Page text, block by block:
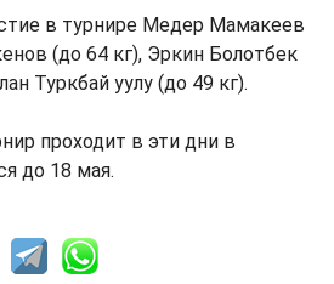
в турнире Медер Мамакеев
(до 64 кг), Эркин Болотбек
Туркбай уулу (до 49 кг).
проходит в эти дни в
до 18 мая.